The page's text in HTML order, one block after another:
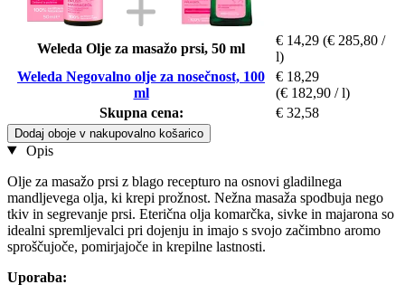
Weleda Olje za masažo prsi, 50 ml
€ 14,29 (€ 285,80 /
l)
Weleda Negovalno olje za nosečnost, 100
ml
€ 18,29
(€ 182,90 / l)
Skupna cena:
€ 32,58
Dodaj oboje v nakupovalno košarico
Opis
Olje za masažo prsi z blago recepturo na osnovi gladilnega
mandljevega olja, ki krepi prožnost. Nežna masaža spodbuja nego
tkiv in segrevanje prsi. Eterična olja komarčka, sivke in majarona so
idealni spremljevalci pri dojenju in imajo s svojo začimbno aromo
sproščujoče, pomirjajoče in krepilne lastnosti.
Uporaba: